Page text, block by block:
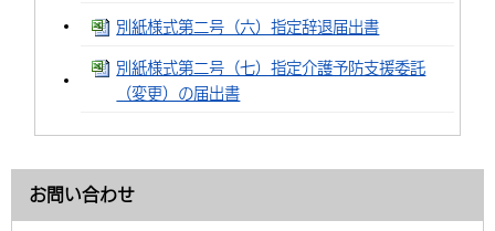
別紙様式第二号（六）指定辞退届出書
別紙様式第二号（七）指定介護予防支援委託
（変更）の届出書
お問い合わせ